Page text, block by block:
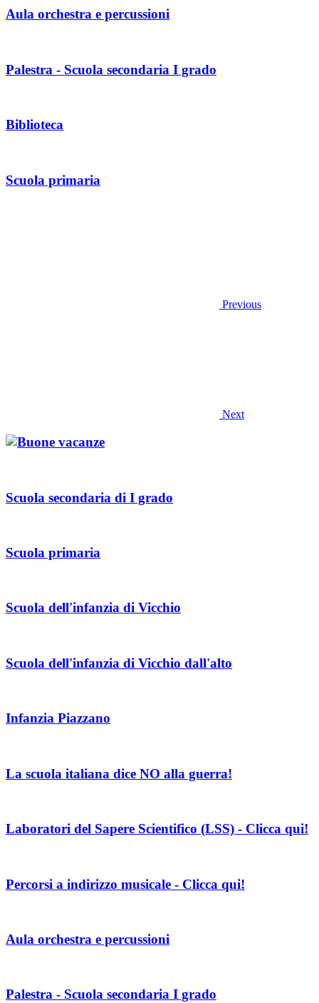
Aula orchestra e percussioni
Palestra - Scuola secondaria I grado
Biblioteca
Scuola primaria
Previous
Next
Scuola secondaria di I grado
Scuola primaria
Scuola dell'infanzia di Vicchio
Scuola dell'infanzia di Vicchio dall'alto
Infanzia Piazzano
La scuola italiana dice NO alla guerra!
Laboratori del Sapere Scientifico (LSS) - Clicca qui!
Percorsi a indirizzo musicale - Clicca qui!
Aula orchestra e percussioni
Palestra - Scuola secondaria I grado